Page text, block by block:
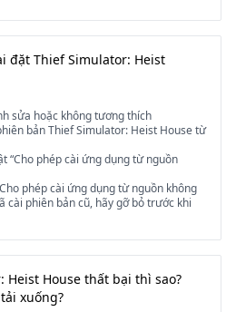
đặt Thief Simulator: Heist
sửa hoặc không tương thích
bản Thief Simulator: Heist House từ
“Cho phép cài ứng dụng từ nguồn
phép cài ứng dụng từ nguồn không
cài phiên bản cũ, hãy gỡ bỏ trước khi
Heist House thất bại thì sao?
xuống?